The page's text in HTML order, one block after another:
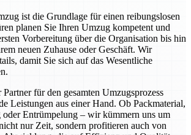
ist die Grundlage für einen reibungslosen
planen Sie Ihren Umzug kompetent und
Vorbereitung über die Organisation bis hin
neuen Zuhause oder Geschäft. Wir
damit Sie sich auf das Wesentliche
für den gesamten Umzugsprozess
Leistungen aus einer Hand. Ob Packmaterial,
oder Entrümpelung – wir kümmern uns um
nur Zeit, sondern profitieren auch von